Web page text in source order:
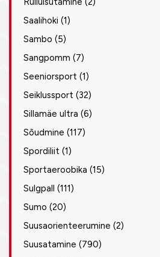
Saalihoki (1)
Sambo (5)
Sangpomm (7)
Seeniorsport (1)
Seiklussport (32)
Sillamäe ultra (6)
Sõudmine (117)
Spordiliit (1)
Sportaeroobika (15)
Sulgpall (111)
Sumo (20)
Suusaorienteerumine (2)
Suusatamine (790)